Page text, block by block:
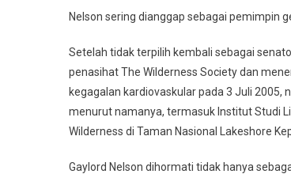
Nelson sering dianggap sebagai pemimpin
Setelah tidak terpilih kembali sebagai
penasihat The Wilderness Society dan
kegagalan kardiovaskular pada 3 Juli
menurut namanya, termasuk Institut Studi
Wilderness di Taman Nasional Lakeshore
Gaylord Nelson dihormati tidak hanya